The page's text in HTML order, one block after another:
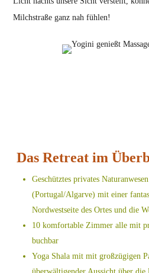
Milchstraße ganz nah fühlen!
Das Retreat im
Geschütztes privates
(Portugal/Algarve) mit einer
Nordwestseite des Ortes und die
10 komfortable Zimmer alle mit
buchbar
Yoga Shala mit mit großzügigen